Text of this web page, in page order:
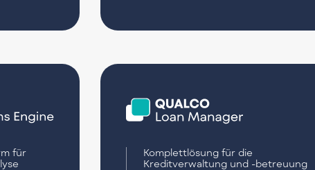
für
Komplettlösung für die
Kreditverwaltung und -betreuung